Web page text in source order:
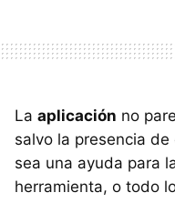
La aplicación no
salvo la presencia
sea una ayuda para
herramienta, o todo